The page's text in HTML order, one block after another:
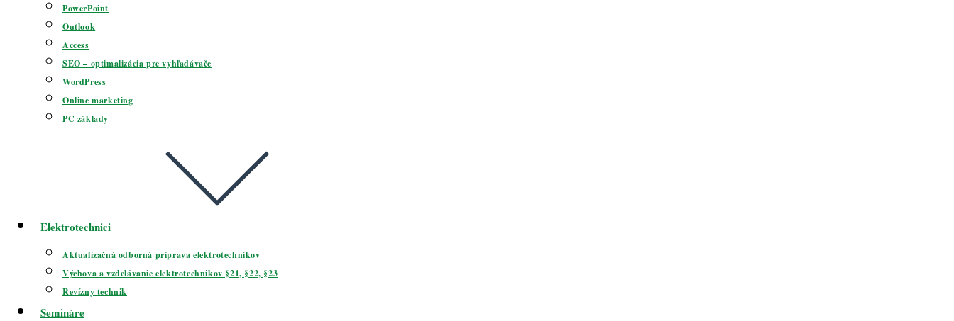
PowerPoint
Outlook
Access
SEO – optimalizácia pre vyhľadávače
WordPress
Online marketing
PC základy
Elektrotechnici
Aktualizačná odborná príprava elektrotechnikov
Výchova a vzdelávanie elektrotechnikov §21, §22, §23
Revízny technik
Semináre